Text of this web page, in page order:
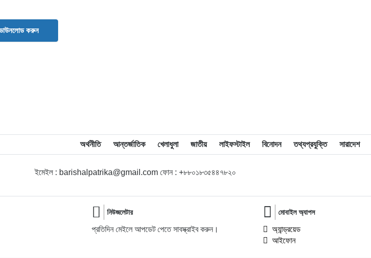
করুন
অপরিবর্তিত থাকছে বরিশাল সিটির অটো ভাড়া
১৯
—‘মামলায় তার নাম দিইনি’
অর্থনীতি আন্তর্জাতিক খেলাধুলা জাতীয় লাইফস্টাইল বিনোদন তথ্যপ্রযুক্তি সারাদেশ
ইমেইল : barishalpatrika@gmail.com ফোন : +৮৮০১৮৩৫৪৪৭৮২০
নিউজলেটার
প্রতিদিন মেইলে আপডেট পেতে সাবস্ক্রাইব করুন।
মোবাইল অ্যাপস
অ্যান্ড্রয়েড
আইফোন